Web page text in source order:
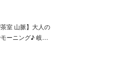
室 山脈】大人の
ーニング♪ 岐…